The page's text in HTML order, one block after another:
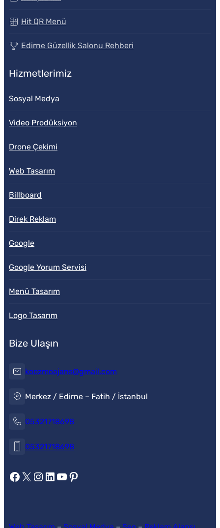
Hit QR Menü
Edirne Güzellik Salonu Rehberi
Hizmetlerimiz
Sosyal Medya
Video Prodüksiyon
Drone Çekimi
Web Tasarım
Billboard
Direk Reklam
Google
Google Yorum Servisi
Menü Tasarım
Logo Tasarım
Bize Ulaşın
koozmoajans@gmail.com
Merkez / Edirne – Fatih / İstanbul
05321718698
05321718698
https://www.facebook.com/koozmoajans https://x.com/koozmoajans https://www.instagram.com/koozmoajans/ https://www.linkedin.com/in/koozmo-ajans/ https://www.youtube.com/@videotanitim Pinterest